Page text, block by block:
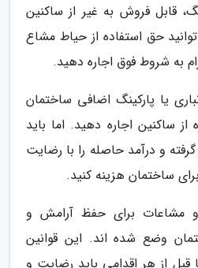
قابل فروش به غیر از ساکنین
حق استفاده از حیاط مشاع
به شروط فوق اجاره دهید.
یا پارکینگ اضافی ساختمان
ساکنین اجاره دهید. اما باید
و درآمد حاصله را با رضایت
ساختمان هزینه کنید.
و مشاعات برای حفظ آرامش و
وضع شده اند. این قوانین
قبل از هر اقدامی باید رضایت و